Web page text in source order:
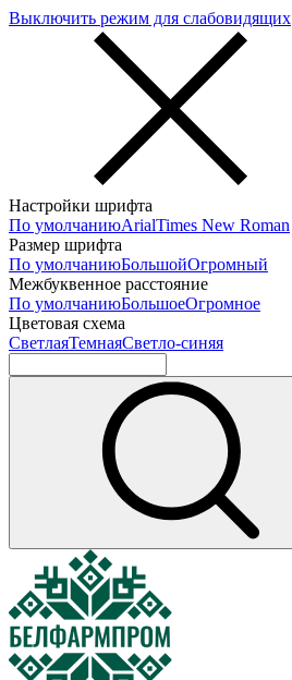
Выключить режим для слабовидящих
Настройки шрифта
По умолчаниюArialTimes New Roman
Размер шрифта
По умолчаниюБольшойОгромный
Межбуквенное расстояние
По умолчаниюБольшоеОгромное
Цветовая схема
СветлаяТемнаяСветло-синяя